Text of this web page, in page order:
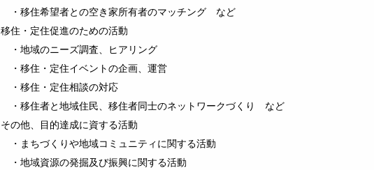
・移住希望者との空き家所有者のマッチング など
移住・定住促進のための活動
・地域のニーズ調査、ヒアリング
・移住・定住イベントの企画、運営
・移住・定住相談の対応
・移住者と地域住民、移住者同士のネットワークづくり など
その他、目的達成に資する活動
・まちづくりや地域コミュニティに関する活動
・地域資源の発掘及び振興に関する活動